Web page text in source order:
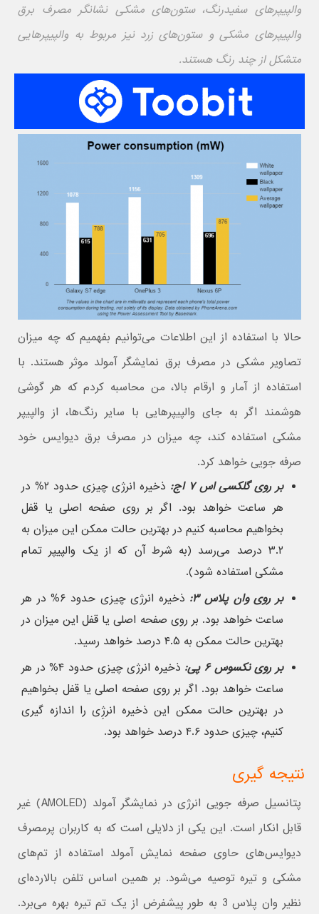
والپیپرهای سفیدرنگ، ستون‌های مشکی نشانگر مصرف برق
والپیپرهای مشکی و ستون‌های زرد نیز مربوط به والپیپرهایی
متشکل از چند رنگ هستند.
حالا با استفاده از این اطلاعات می‌توانیم بفهمیم که چه میزان
تصاویر مشکی در مصرف برق نمایشگر آمولد موثر هستند. با
استفاده از آمار و ارقام بالا، من محاسبه کردم که هر گوشی
هوشمند اگر به جای والپیپرهایی با سایر رنگ‌ها، از والپیپر
مشکی استفاده کند، چه میزان در مصرف برق دیوایس خود
صرفه جویی خواهد کرد.
بر روی گلکسی اس ۷ اج:
ذخیره انرژی چیزی حدود ۲% در
هر ساعت خواهد بود. اگر بر روی صفحه اصلی یا قفل
بخواهیم محاسبه کنیم در بهترین حالت ممکن این میزان به
۳.۲ درصد می‌رسد (به شرط آن که از یک والپیپر تمام
مشکی استفاده شود).
بر روی وان پلاس ۳:
ذخیره انرژی چیزی حدود ۶% در هر
ساعت خواهد بود. بر روی صفحه اصلی یا قفل این میزان در
بهترین حالت ممکن به ۴.۵ درصد خواهد رسید.
بر روی نکسوس ۶ پی:
ذخیره انرژی چیزی حدود ۴% در هر
ساعت خواهد بود. اگر بر روی صفحه اصلی یا قفل بخواهیم
در بهترین حالت ممکن این ذخیره انرژِی را اندازه گیری
کنیم، چیزی حدود ۴.۶ درصد خواهد بود.
نتیجه گیری
پتانسیل صرفه جویی انرژی در نمایشگر آمولد (AMOLED) غیر
قابل انکار است. این یکی از دلایلی است که به کاربران پرمصرف
دیوایس‌های حاوی صفحه نمایش آمولد استفاده از تم‌های
مشکی و تیره توصیه می‌شود. بر همین اساس تلفن بالارده‌ای
نظیر وان پلاس 3 به طور پیشفرض از یک تم تیره بهره می‌برد.